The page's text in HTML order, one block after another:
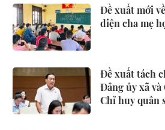
Đề xuất mới
diện cha mẹ
Đề xuất tách
Đảng ủy xã
Chỉ huy quân